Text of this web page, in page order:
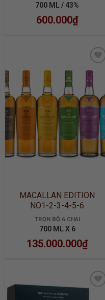
700 ML / 43%
600.000₫
ADD TO
WISHLIST
MACALLAN EDITION
NO1-2-3-4-5-6
TRỌN BỘ 6 CHAI
700 ML X 6
135.000.000₫